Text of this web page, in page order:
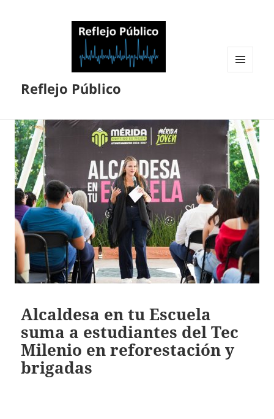
Reflejo Público
Alcaldesa en tu Escuela
suma a estudiantes del Tec
Milenio en reforestación y
brigadas